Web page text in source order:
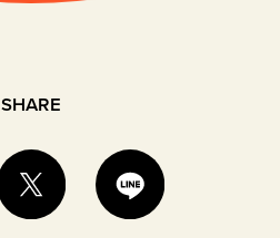
SHARE